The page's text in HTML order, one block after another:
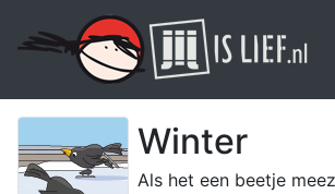
Winter
Als het een beetje